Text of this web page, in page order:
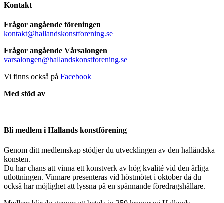
Kontakt
Frågor angående föreningen
kontakt@hallandskonstforening.se
Frågor angående Vårsalongen
varsalongen@hallandskonstforening.se
Vi finns också på Facebook
Med stöd av
Bli medlem i Hallands konstförening
Genom ditt medlemskap stödjer du utvecklingen av den halländska
konsten.
Du har chans att vinna ett konstverk av hög kvalité vid den årliga
utlottningen. Vinnare presenteras vid höstmötet i oktober då du
också har möjlighet att lyssna på en spännande föredragshållare.